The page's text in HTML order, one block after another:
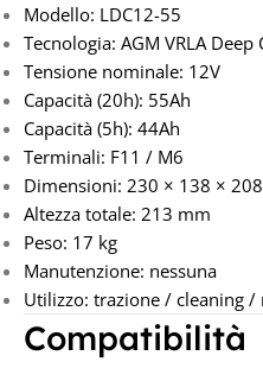
Modello: LDC12-55
Tecnologia: AGM VRLA Deep
Tensione nominale: 12V
Capacità (20h): 55Ah
Capacità (5h): 44Ah
Terminali: F11 / M6
Dimensioni: 230 × 138 ×
Altezza totale: 213 mm
Peso: 17 kg
Manutenzione: nessuna
Utilizzo: trazione / cleaning
Compatibilità